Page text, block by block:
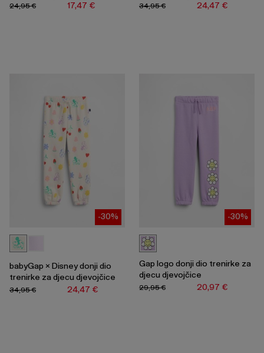
17,47 €
24,95 €
24,47 €
34,95 €
-30%
babyGap × Disney donji dio
trenirke za djecu djevojčice
24,47 €
34,95 €
-30%
Gap logo donji dio trenirke za
djecu djevojčice
20,97 €
29,95 €